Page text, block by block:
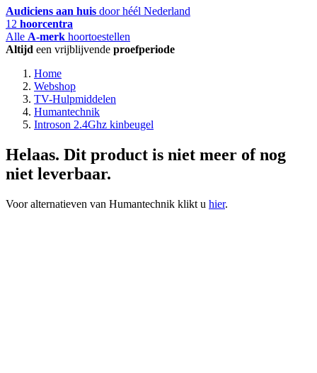
Audiciens aan huis door héél Nederland
12 hoorcentra
Alle A-merk hoortoestellen
Altijd een vrijblijvende proefperiode
Home
Webshop
TV-Hulpmiddelen
Humantechnik
Introson 2.4Ghz kinbeugel
Helaas. Dit product is niet meer of nog
niet leverbaar.
Voor alternatieven van Humantechnik klikt u hier.